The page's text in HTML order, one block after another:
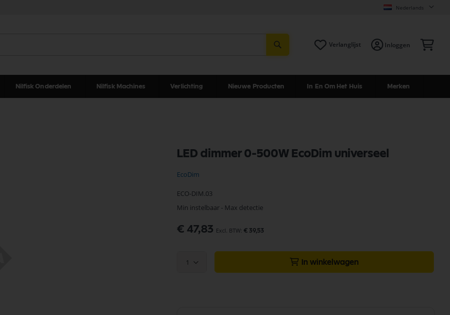
Nederlands
Verlanglijst Inloggen
Nilfisk Onderdelen Nilfisk Machines Verlichting Nieuwe Producten In En Om Het Huis Merken
LED dimmer 0-500W EcoDim universeel
EcoDim
ECO-DIM.03
Min instelbaar - Max detectie
€ 47,83 € 39,53
1 In winkelwagen